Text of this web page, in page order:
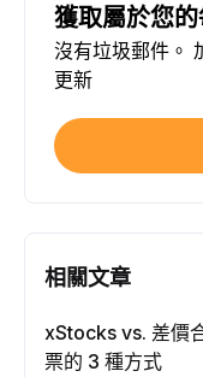
獲取屬於您
沒有垃圾郵件。
更新
相關文章
xStocks vs. 差價
票的 3 種方式